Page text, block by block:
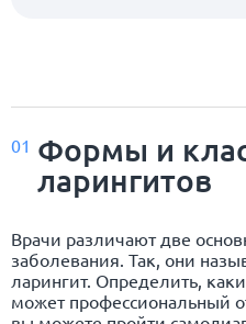
01 Формы и
ларингитов
Врачи различают две
заболевания. Так, они
ларингит. Определить,
может профессиональный